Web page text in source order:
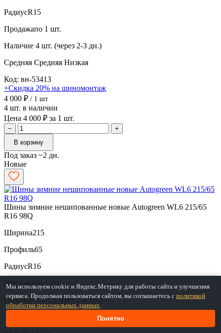
РадиусR15
Продажапо 1 шт.
Наличие 4 шт. (через 2-3 дн.)
Средняя Средняя Низкая
Код: вн-53413
+Скидка 20% на шиномонтаж
4 000 ₽ / 1 шт
4 шт. в наличии
Цена 4 000 ₽ за 1 шт.
−
+
В корзину
Под заказ ~2 дн.
Новые
Шины зимние нешипованные новые Autogreen WL6 215/65
R16 98Q
Ширина215
Профиль65
РадиусR16
Продажа
Наличие 3 шт. (через 2-3 дн.)
Мы используем cookie и Яндекс.Метрику для работы сайта и улучшения
сервиса. Продолжая пользоваться сайтом, вы соглашаетесь с политикой
обработки персональных данных.
Понятно